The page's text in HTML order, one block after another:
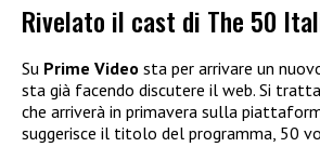
Rivelato il cast di The 50
Su Prime Video sta per arrivare un
sta già facendo discutere il web. Si
che arriverà in primavera sulla
suggerisce il titolo del programma, 50